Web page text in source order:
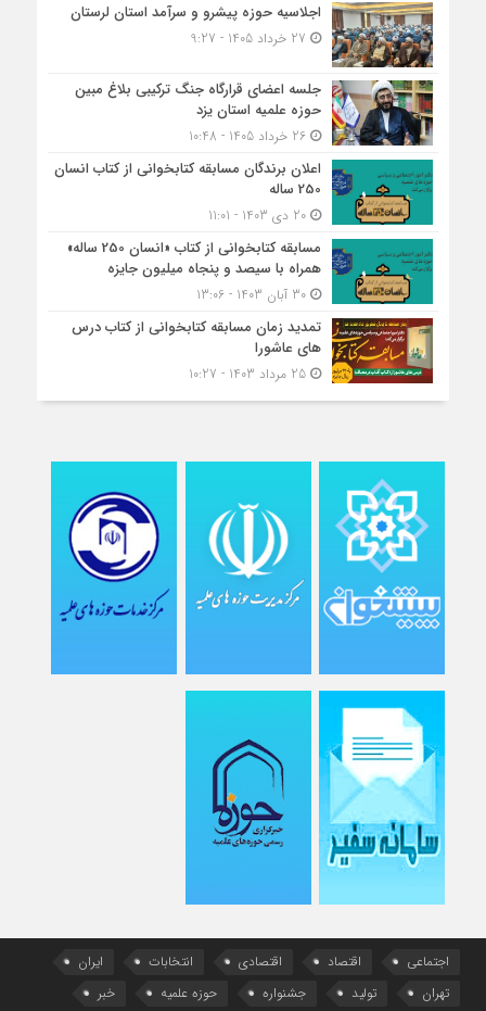
اجلاسیه حوزه پیشرو و سرآمد استان لرستان
جلسه اعضای قرارگاه جنگ ترکیبی بلاغ مبین
حوزه علمیه استان یزد
26 خرداد 1405 - 10:48
اعلان برندگان مسابقه کتابخوانی از کتاب انسان
250 ساله
20 دی 1403 - 11:01
مسابقه کتاب‎خوانی از کتاب «انسان 250 ساله»
همراه با سیصد و پنجاه میلیون جایزه
30 آبان 1403 - 13:06
تمدید زمان مسابقه کتابخوانی از کتاب درس
های عاشورا
25 مرداد 1403 - 10:27
اجتماعی اقتصاد اقتصادی انتخابات
ایران
تهران
تولید جشنواره حوزه علمیه خبر